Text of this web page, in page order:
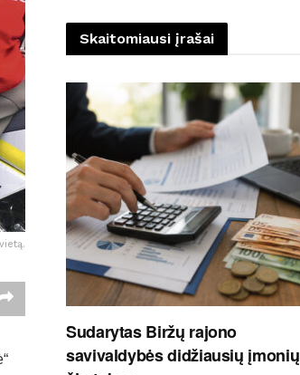
Skaitomiausi įrašai
Sudarytas Biržų rajono
savivaldybės didžiausių įmonių